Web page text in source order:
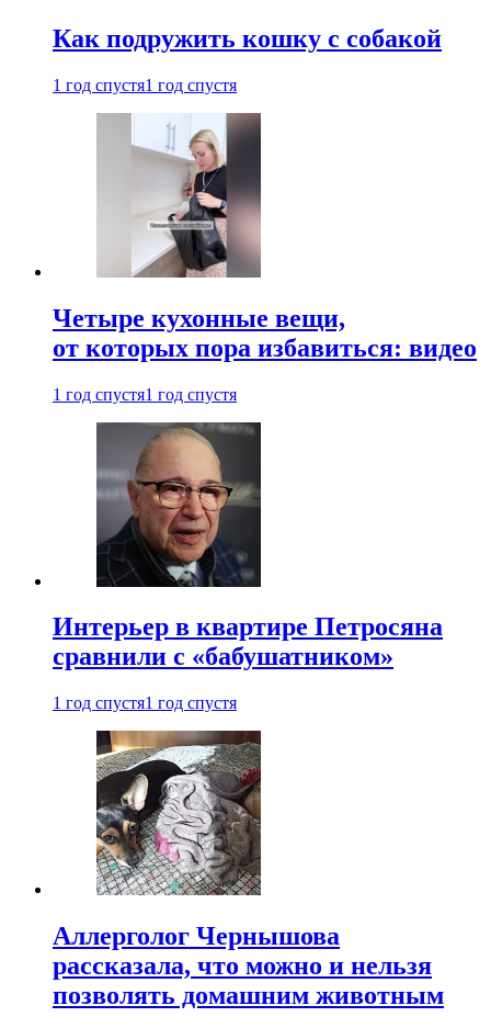
Как подружить кошку с собакой
1 год спустя1 год спустя
Четыре кухонные вещи,
от которых пора избавиться: видео
1 год спустя1 год спустя
Интерьер в квартире Петросяна
сравнили с «бабушатником»
1 год спустя1 год спустя
Аллерголог Чернышова
рассказала, что можно и нельзя
позволять домашним животным